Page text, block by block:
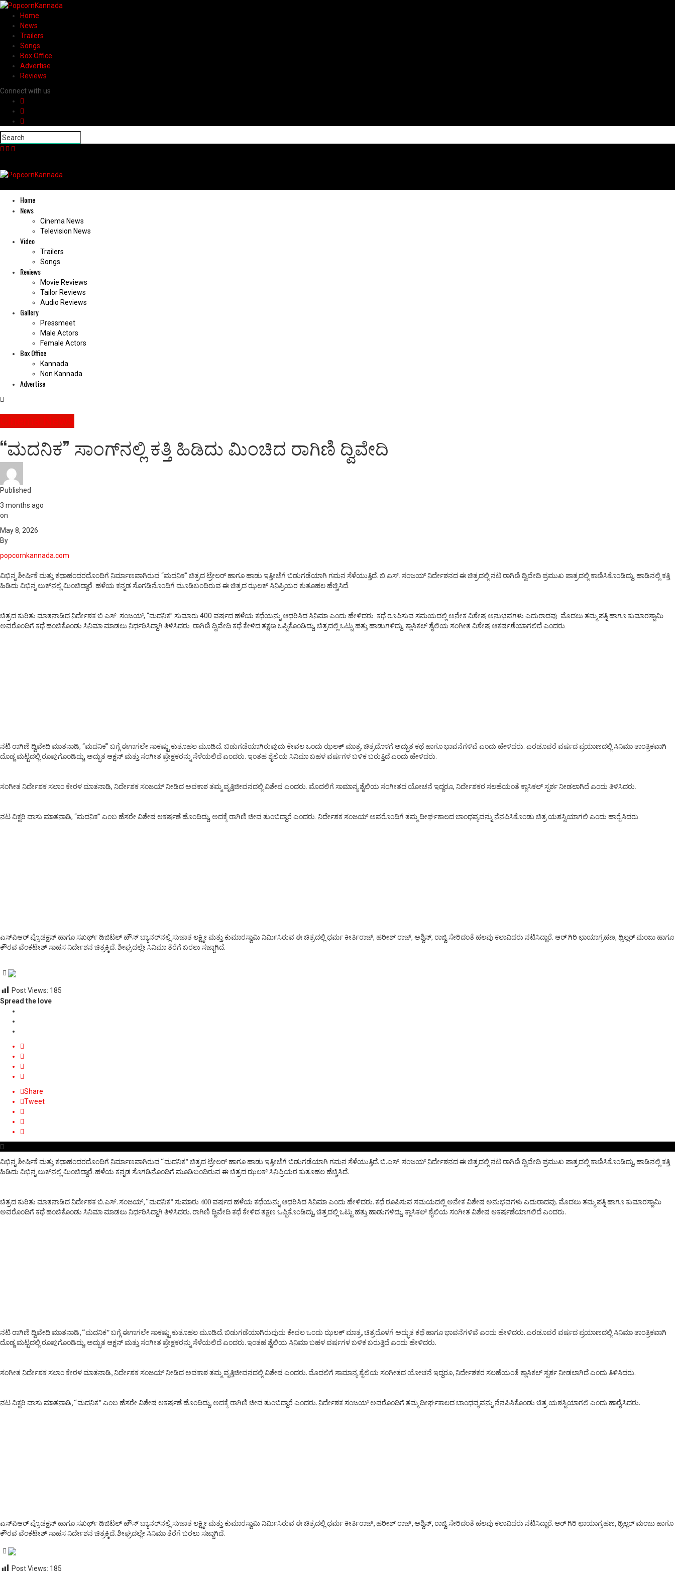
Home
News
Trailers
Songs
Box Office
Advertise
Reviews
Connect with us
Home
News
Cinema News
Television News
Video
Trailers
Songs
Reviews
Movie Reviews
Tailor Reviews
Audio Reviews
Gallery
Pressmeet
Male Actors
Female Actors
Box Office
Kannada
Non Kannada
Advertise
“ಮದನಿಕ” ಸಾಂಗ್‌ನಲ್ಲಿ ಕತ್ತಿ ಹಿಡಿದು ಮಿಂಚಿದ ರಾಗಿಣಿ ದ್ವಿವೇದಿ
Published
3 months ago
on
May 8, 2026
By
popcornkannada.com
ವಿಭಿನ್ನ ಶೀರ್ಷಿಕೆ ಮತ್ತು ಕಥಾಹಂದರದೊಂದಿಗೆ ನಿರ್ಮಾಣವಾಗಿರುವ “ಮದನಿಕ” ಚಿತ್ರದ ಟ್ರೇಲರ್ ಹಾಗೂ ಹಾಡು ಇತ್ತೀಚೆಗೆ ಬಿಡುಗಡೆಯಾಗಿ ಗಮನ ಸೆಳೆಯುತ್ತಿದೆ. ಬಿ.ಎಸ್. ಸಂಜಯ್ ನಿರ್ದೇಶನದ ಈ ಚಿತ್ರದಲ್ಲಿ ನಟಿ ರಾಗಿಣಿ ದ್ವಿವೇದಿ ಪ್ರಮುಖ ಪಾತ್ರದಲ್ಲಿ ಕಾಣಿಸಿಕೊಂಡಿದ್ದು, ಹಾಡಿನಲ್ಲಿ ಕತ್ತಿ
ಹಿಡಿದು ವಿಭಿನ್ನ ಲುಕ್‌ನಲ್ಲಿ ಮಿಂಚಿದ್ದಾರೆ. ಹಳೆಯ ಕನ್ನಡ ಸೊಗಡಿನೊಂದಿಗೆ ಮೂಡಿಬಂದಿರುವ ಈ ಚಿತ್ರದ ಝಲಕ್ ಸಿನಿಪ್ರಿಯರ ಕುತೂಹಲ ಹೆಚ್ಚಿಸಿದೆ.
ಚಿತ್ರದ ಕುರಿತು ಮಾತನಾಡಿದ ನಿರ್ದೇಶಕ ಬಿ.ಎಸ್. ಸಂಜಯ್, “ಮದನಿಕ” ಸುಮಾರು 400 ವರ್ಷದ ಹಳೆಯ ಕಥೆಯನ್ನು ಆಧರಿಸಿದ ಸಿನಿಮಾ ಎಂದು ಹೇಳಿದರು. ಕಥೆ ರೂಪಿಸುವ ಸಮಯದಲ್ಲಿ ಅನೇಕ ವಿಶೇಷ ಅನುಭವಗಳು ಎದುರಾದವು. ಮೊದಲು ತಮ್ಮ ಪತ್ನಿ ಹಾಗೂ ಕುಮಾರಸ್ವಾಮಿ
ಅವರೊಂದಿಗೆ ಕಥೆ ಹಂಚಿಕೊಂಡು ಸಿನಿಮಾ ಮಾಡಲು ನಿರ್ಧರಿಸಿದ್ದಾಗಿ ತಿಳಿಸಿದರು. ರಾಗಿಣಿ ದ್ವಿವೇದಿ ಕಥೆ ಕೇಳಿದ ತಕ್ಷಣ ಒಪ್ಪಿಕೊಂಡಿದ್ದು, ಚಿತ್ರದಲ್ಲಿ ಒಟ್ಟು ಹತ್ತು ಹಾಡುಗಳಿದ್ದು, ಕ್ಲಾಸಿಕಲ್ ಶೈಲಿಯ ಸಂಗೀತ ವಿಶೇಷ ಆಕರ್ಷಣೆಯಾಗಲಿದೆ ಎಂದರು.
ನಟಿ ರಾಗಿಣಿ ದ್ವಿವೇದಿ ಮಾತನಾಡಿ, “ಮದನಿಕ” ಬಗ್ಗೆ ಈಗಾಗಲೇ ಸಾಕಷ್ಟು ಕುತೂಹಲ ಮೂಡಿದೆ. ಬಿಡುಗಡೆಯಾಗಿರುವುದು ಕೇವಲ ಒಂದು ಝಲಕ್ ಮಾತ್ರ, ಚಿತ್ರದೊಳಗೆ ಅದ್ಭುತ ಕಥೆ ಹಾಗೂ ಭಾವನೆಗಳಿವೆ ಎಂದು ಹೇಳಿದರು. ಎರಡೂವರೆ ವರ್ಷದ ಪ್ರಯಾಣದಲ್ಲಿ ಸಿನಿಮಾ ತಾಂತ್ರಿಕವಾಗಿ
ದೊಡ್ಡ ಮಟ್ಟದಲ್ಲಿ ರೂಪುಗೊಂಡಿದ್ದು, ಅದ್ಭುತ ಆಕ್ಷನ್ ಮತ್ತು ಸಂಗೀತ ಪ್ರೇಕ್ಷಕರನ್ನು ಸೆಳೆಯಲಿದೆ ಎಂದರು. ಇಂತಹ ಶೈಲಿಯ ಸಿನಿಮಾ ಬಹಳ ವರ್ಷಗಳ ಬಳಿಕ ಬರುತ್ತಿದೆ ಎಂದು ಹೇಳಿದರು.
ಸಂಗೀತ ನಿರ್ದೇಶಕ ಸಲಾಂ ಕೇರಳ ಮಾತನಾಡಿ, ನಿರ್ದೇಶಕ ಸಂಜಯ್ ನೀಡಿದ ಅವಕಾಶ ತಮ್ಮ ವೃತ್ತಿಜೀವನದಲ್ಲಿ ವಿಶೇಷ ಎಂದರು. ಮೊದಲಿಗೆ ಸಾಮಾನ್ಯ ಶೈಲಿಯ ಸಂಗೀತದ ಯೋಚನೆ ಇದ್ದರೂ, ನಿರ್ದೇಶಕರ ಸಲಹೆಯಂತೆ ಕ್ಲಾಸಿಕಲ್ ಸ್ಪರ್ಶ ನೀಡಲಾಗಿದೆ ಎಂದು ತಿಳಿಸಿದರು.
ನಟ ವಿಕ್ಟರಿ ವಾಸು ಮಾತನಾಡಿ, “ಮದನಿಕ” ಎಂಬ ಹೆಸರೇ ವಿಶೇಷ ಆಕರ್ಷಣೆ ಹೊಂದಿದ್ದು, ಅದಕ್ಕೆ ರಾಗಿಣಿ ಜೀವ ತುಂಬಿದ್ದಾರೆ ಎಂದರು. ನಿರ್ದೇಶಕ ಸಂಜಯ್ ಅವರೊಂದಿಗೆ ತಮ್ಮ ದೀರ್ಘಕಾಲದ ಬಾಂಧವ್ಯವನ್ನು ನೆನಪಿಸಿಕೊಂಡು ಚಿತ್ರ ಯಶಸ್ವಿಯಾಗಲಿ ಎಂದು ಹಾರೈಸಿದರು.
ಎಸ್‌ಪಿಆರ್ ಪ್ರೊಡಕ್ಷನ್ ಹಾಗೂ ಸಖರ್ಥ್ ಡಿಜಿಟಲ್ ಹೌಸ್ ಬ್ಯಾನರ್‌ನಲ್ಲಿ ಸುಜಾತ ಲಕ್ಷ್ಮೀ ಮತ್ತು ಕುಮಾರಸ್ವಾಮಿ ನಿರ್ಮಿಸಿರುವ ಈ ಚಿತ್ರದಲ್ಲಿ ಧರ್ಮ ಕೀರ್ತಿರಾಜ್, ಹರೀಶ್ ರಾಜ್, ಅಶ್ವಿನ್, ರಾಜ್ವಿ ಸೇರಿದಂತೆ ಹಲವು ಕಲಾವಿದರು ನಟಿಸಿದ್ದಾರೆ. ಆರ್ ಗಿರಿ ಛಾಯಾಗ್ರಹಣ, ಥ್ರಿಲ್ಲರ್ ಮಂಜು ಹಾಗೂ
ಕೌರವ ವೆಂಕಟೇಶ್ ಸಾಹಸ ನಿರ್ದೇಶನ ಚಿತ್ರಕ್ಕಿದೆ. ಶೀಘ್ರದಲ್ಲೇ ಸಿನಿಮಾ ತೆರೆಗೆ ಬರಲು ಸಜ್ಜಾಗಿದೆ.
Post Views: 185
Spread the love
Share
Tweet
ವಿಭಿನ್ನ ಶೀರ್ಷಿಕೆ ಮತ್ತು ಕಥಾಹಂದರದೊಂದಿಗೆ ನಿರ್ಮಾಣವಾಗಿರುವ “ಮದನಿಕ” ಚಿತ್ರದ ಟ್ರೇಲರ್ ಹಾಗೂ ಹಾಡು ಇತ್ತೀಚೆಗೆ ಬಿಡುಗಡೆಯಾಗಿ ಗಮನ ಸೆಳೆಯುತ್ತಿದೆ. ಬಿ.ಎಸ್. ಸಂಜಯ್ ನಿರ್ದೇಶನದ ಈ ಚಿತ್ರದಲ್ಲಿ ನಟಿ ರಾಗಿಣಿ ದ್ವಿವೇದಿ ಪ್ರಮುಖ ಪಾತ್ರದಲ್ಲಿ ಕಾಣಿಸಿಕೊಂಡಿದ್ದು, ಹಾಡಿನಲ್ಲಿ ಕತ್ತಿ
ಹಿಡಿದು ವಿಭಿನ್ನ ಲುಕ್‌ನಲ್ಲಿ ಮಿಂಚಿದ್ದಾರೆ. ಹಳೆಯ ಕನ್ನಡ ಸೊಗಡಿನೊಂದಿಗೆ ಮೂಡಿಬಂದಿರುವ ಈ ಚಿತ್ರದ ಝಲಕ್ ಸಿನಿಪ್ರಿಯರ ಕುತೂಹಲ ಹೆಚ್ಚಿಸಿದೆ.
ಚಿತ್ರದ ಕುರಿತು ಮಾತನಾಡಿದ ನಿರ್ದೇಶಕ ಬಿ.ಎಸ್. ಸಂಜಯ್, “ಮದನಿಕ” ಸುಮಾರು 400 ವರ್ಷದ ಹಳೆಯ ಕಥೆಯನ್ನು ಆಧರಿಸಿದ ಸಿನಿಮಾ ಎಂದು ಹೇಳಿದರು. ಕಥೆ ರೂಪಿಸುವ ಸಮಯದಲ್ಲಿ ಅನೇಕ ವಿಶೇಷ ಅನುಭವಗಳು ಎದುರಾದವು. ಮೊದಲು ತಮ್ಮ ಪತ್ನಿ ಹಾಗೂ ಕುಮಾರಸ್ವಾಮಿ
ಅವರೊಂದಿಗೆ ಕಥೆ ಹಂಚಿಕೊಂಡು ಸಿನಿಮಾ ಮಾಡಲು ನಿರ್ಧರಿಸಿದ್ದಾಗಿ ತಿಳಿಸಿದರು. ರಾಗಿಣಿ ದ್ವಿವೇದಿ ಕಥೆ ಕೇಳಿದ ತಕ್ಷಣ ಒಪ್ಪಿಕೊಂಡಿದ್ದು, ಚಿತ್ರದಲ್ಲಿ ಒಟ್ಟು ಹತ್ತು ಹಾಡುಗಳಿದ್ದು, ಕ್ಲಾಸಿಕಲ್ ಶೈಲಿಯ ಸಂಗೀತ ವಿಶೇಷ ಆಕರ್ಷಣೆಯಾಗಲಿದೆ ಎಂದರು.
ನಟಿ ರಾಗಿಣಿ ದ್ವಿವೇದಿ ಮಾತನಾಡಿ, “ಮದನಿಕ” ಬಗ್ಗೆ ಈಗಾಗಲೇ ಸಾಕಷ್ಟು ಕುತೂಹಲ ಮೂಡಿದೆ. ಬಿಡುಗಡೆಯಾಗಿರುವುದು ಕೇವಲ ಒಂದು ಝಲಕ್ ಮಾತ್ರ, ಚಿತ್ರದೊಳಗೆ ಅದ್ಭುತ ಕಥೆ ಹಾಗೂ ಭಾವನೆಗಳಿವೆ ಎಂದು ಹೇಳಿದರು. ಎರಡೂವರೆ ವರ್ಷದ ಪ್ರಯಾಣದಲ್ಲಿ ಸಿನಿಮಾ ತಾಂತ್ರಿಕವಾಗಿ
ದೊಡ್ಡ ಮಟ್ಟದಲ್ಲಿ ರೂಪುಗೊಂಡಿದ್ದು, ಅದ್ಭುತ ಆಕ್ಷನ್ ಮತ್ತು ಸಂಗೀತ ಪ್ರೇಕ್ಷಕರನ್ನು ಸೆಳೆಯಲಿದೆ ಎಂದರು. ಇಂತಹ ಶೈಲಿಯ ಸಿನಿಮಾ ಬಹಳ ವರ್ಷಗಳ ಬಳಿಕ ಬರುತ್ತಿದೆ ಎಂದು ಹೇಳಿದರು.
ಸಂಗೀತ ನಿರ್ದೇಶಕ ಸಲಾಂ ಕೇರಳ ಮಾತನಾಡಿ, ನಿರ್ದೇಶಕ ಸಂಜಯ್ ನೀಡಿದ ಅವಕಾಶ ತಮ್ಮ ವೃತ್ತಿಜೀವನದಲ್ಲಿ ವಿಶೇಷ ಎಂದರು. ಮೊದಲಿಗೆ ಸಾಮಾನ್ಯ ಶೈಲಿಯ ಸಂಗೀತದ ಯೋಚನೆ ಇದ್ದರೂ, ನಿರ್ದೇಶಕರ ಸಲಹೆಯಂತೆ ಕ್ಲಾಸಿಕಲ್ ಸ್ಪರ್ಶ ನೀಡಲಾಗಿದೆ ಎಂದು ತಿಳಿಸಿದರು.
ನಟ ವಿಕ್ಟರಿ ವಾಸು ಮಾತನಾಡಿ, “ಮದನಿಕ” ಎಂಬ ಹೆಸರೇ ವಿಶೇಷ ಆಕರ್ಷಣೆ ಹೊಂದಿದ್ದು, ಅದಕ್ಕೆ ರಾಗಿಣಿ ಜೀವ ತುಂಬಿದ್ದಾರೆ ಎಂದರು. ನಿರ್ದೇಶಕ ಸಂಜಯ್ ಅವರೊಂದಿಗೆ ತಮ್ಮ ದೀರ್ಘಕಾಲದ ಬಾಂಧವ್ಯವನ್ನು ನೆನಪಿಸಿಕೊಂಡು ಚಿತ್ರ ಯಶಸ್ವಿಯಾಗಲಿ ಎಂದು ಹಾರೈಸಿದರು.
ಎಸ್‌ಪಿಆರ್ ಪ್ರೊಡಕ್ಷನ್ ಹಾಗೂ ಸಖರ್ಥ್ ಡಿಜಿಟಲ್ ಹೌಸ್ ಬ್ಯಾನರ್‌ನಲ್ಲಿ ಸುಜಾತ ಲಕ್ಷ್ಮೀ ಮತ್ತು ಕುಮಾರಸ್ವಾಮಿ ನಿರ್ಮಿಸಿರುವ ಈ ಚಿತ್ರದಲ್ಲಿ ಧರ್ಮ ಕೀರ್ತಿರಾಜ್, ಹರೀಶ್ ರಾಜ್, ಅಶ್ವಿನ್, ರಾಜ್ವಿ ಸೇರಿದಂತೆ ಹಲವು ಕಲಾವಿದರು ನಟಿಸಿದ್ದಾರೆ. ಆರ್ ಗಿರಿ ಛಾಯಾಗ್ರಹಣ, ಥ್ರಿಲ್ಲರ್ ಮಂಜು ಹಾಗೂ
ಕೌರವ ವೆಂಕಟೇಶ್ ಸಾಹಸ ನಿರ್ದೇಶನ ಚಿತ್ರಕ್ಕಿದೆ. ಶೀಘ್ರದಲ್ಲೇ ಸಿನಿಮಾ ತೆರೆಗೆ ಬರಲು ಸಜ್ಜಾಗಿದೆ.
Post Views: 185